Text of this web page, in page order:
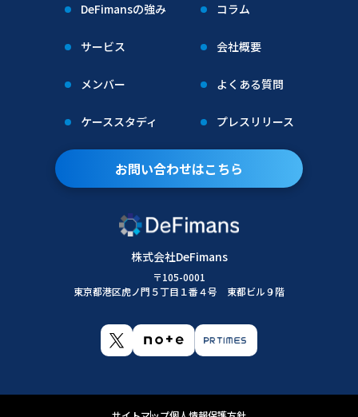
株式会社DeFimans
〒105-0001
東京都港区虎ノ門５丁目１番４号 東都ビル９階
DeFimansの強み コラム
サービス 会社概要
メンバー よくある質問
ケーススタディ プレスリリース
お問い合わせはこちら